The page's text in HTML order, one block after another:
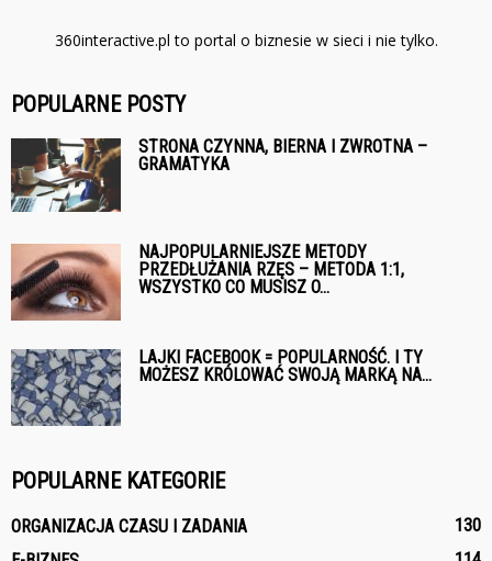
360interactive.pl to portal o biznesie w sieci i nie tylko.
POPULARNE POSTY
STRONA CZYNNA, BIERNA I ZWROTNA –
GRAMATYKA
NAJPOPULARNIEJSZE METODY
PRZEDŁUŻANIA RZĘS – METODA 1:1,
WSZYSTKO CO MUSISZ O...
LAJKI FACEBOOK = POPULARNOŚĆ. I TY
MOŻESZ KRÓLOWAĆ SWOJĄ MARKĄ NA...
POPULARNE KATEGORIE
ORGANIZACJA CZASU I ZADANIA
130